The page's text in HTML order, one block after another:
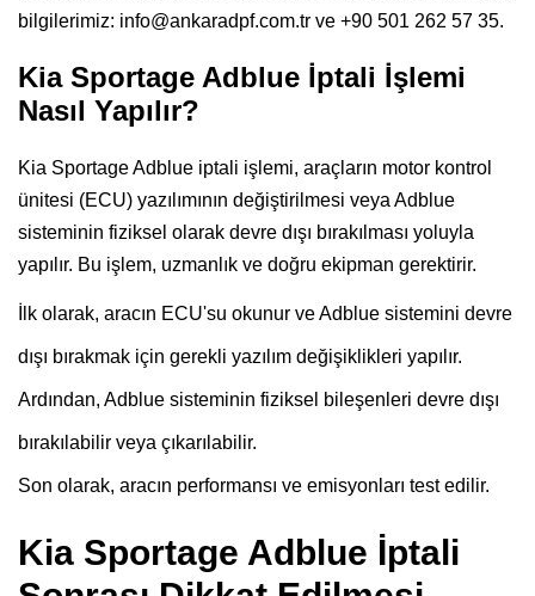
bilgilerimiz: info@ankaradpf.com.tr ve +90 501 262 57 35.
Kia Sportage Adblue İptali İşlemi
Nasıl Yapılır?
Kia Sportage Adblue iptali işlemi, araçların motor kontrol
ünitesi (ECU) yazılımının değiştirilmesi veya Adblue
sisteminin fiziksel olarak devre dışı bırakılması yoluyla
yapılır. Bu işlem, uzmanlık ve doğru ekipman gerektirir.
İlk olarak, aracın ECU'su okunur ve Adblue sistemini devre
dışı bırakmak için gerekli yazılım değişiklikleri yapılır.
Ardından, Adblue sisteminin fiziksel bileşenleri devre dışı
bırakılabilir veya çıkarılabilir.
Son olarak, aracın performansı ve emisyonları test edilir.
Kia Sportage Adblue İptali